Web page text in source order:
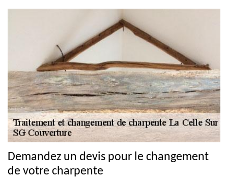
Demandez un devis pour le changement
de votre charpente